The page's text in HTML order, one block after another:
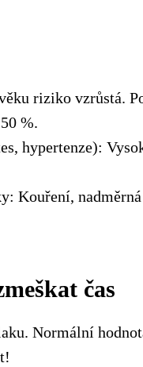
riziko vzrůstá.
%.
hypertenze):
Kouření,
čas
Normální